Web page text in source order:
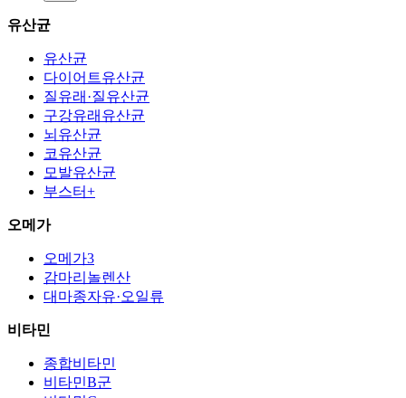
유산균
유산균
다이어트유산균
질유래·질유산균
구강유래유산균
뇌유산균
코유산균
모발유산균
부스터+
오메가
오메가3
감마리놀렌산
대마종자유·오일류
비타민
종합비타민
비타민B군